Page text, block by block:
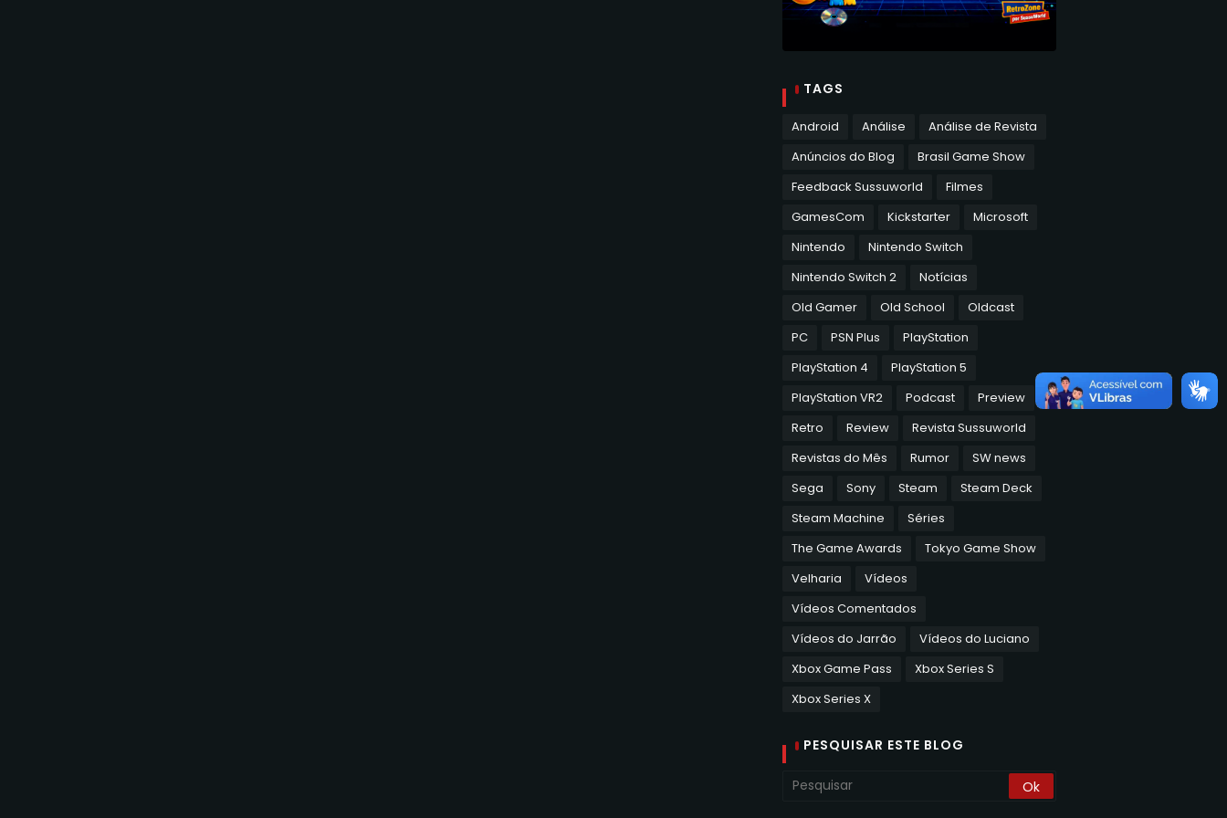
TAGS
Android Análise
Análise de Revista
Anúncios do Blog
Brasil Game Show
Feedback Sussuworld
Filmes
GamesCom
Kickstarter
Microsoft
Nintendo
Nintendo Switch
Nintendo Switch 2
Notícias
Old Gamer
Old School
Oldcast
PC
PSN Plus
PlayStation
PlayStation 4
PlayStation 5
PlayStation VR2
Podcast
Preview
Retro
Review
Revista Sussuworld
Revistas do Mês
Rumor
SW news
Sega
Sony Steam
Steam Deck
Steam Machine
Séries
The Game Awards
Tokyo Game Show
Velharia
Vídeos
Vídeos Comentados
Vídeos do Jarrão
Vídeos do Luciano
Xbox Game Pass
Xbox Series S
Xbox Series X
PESQUISAR ESTE BLOG